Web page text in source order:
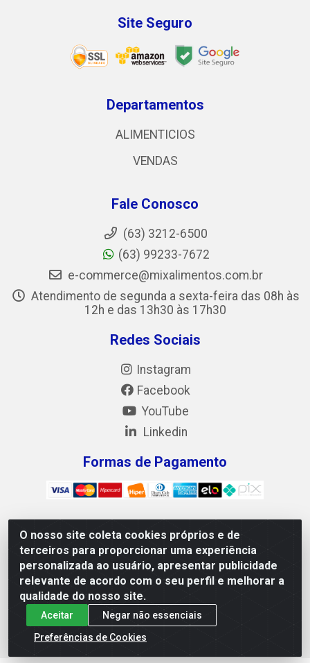
O nosso site coleta cookies próprios e de
terceiros para proporcionar uma experiência
personalizada ao usuário, apresentar publicidade
relevante de acordo com o seu perfil e melhorar a
qualidade do nosso site.
Aceitar
Negar não essenciais
Preferências de Cookies
Site Seguro
Departamentos
ALIMENTICIOS
VENDAS
Fale Conosco
(63) 3212-6500
(63) 99233-7672
e-commerce@mixalimentos.com.br
Atendimento de segunda a sexta-feira das 08h às
12h e das 13h30 às 17h30
Redes Sociais
Instagram
Facebook
YouTube
Linkedin
Formas de Pagamento
Mix Alimentos LTDA - Quadra Asr Ne 55 (412 Norte), Alameda
02, S/N - Plano Diretor Norte, Palmas/TO - CEP 77.006-540 -
CNPJ 05.922.500/0001-02